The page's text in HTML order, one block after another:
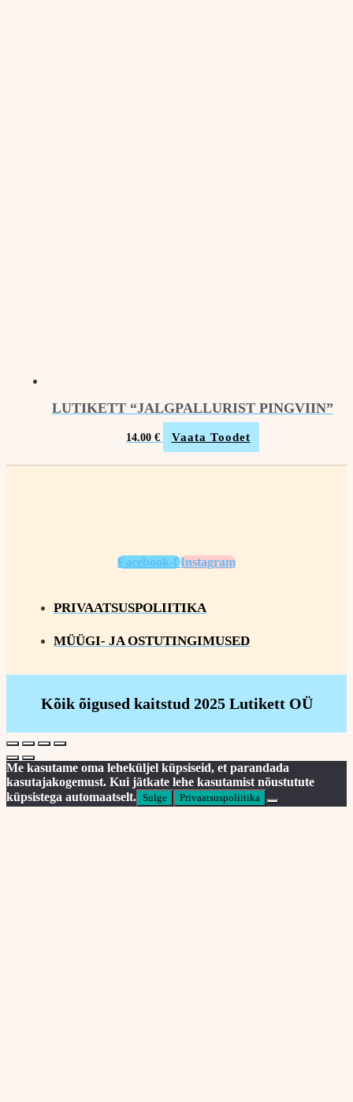
LUTIKETT “JALGPALLURIST PINGVIIN”
14.00 € Vaata Toodet
Facebook-f Instagram
PRIVAATSUSPOLIITIKA
MÜÜGI- JA OSTUTINGIMUSED
Kõik õigused kaitstud 2025 Lutikett OÜ
Me kasutame oma leheküljel küpsiseid, et parandada
kasutajakogemust. Kui jätkate lehe kasutamist nõustutute
küpsistega automaatselt. Sulge Privaatsuspoliitika